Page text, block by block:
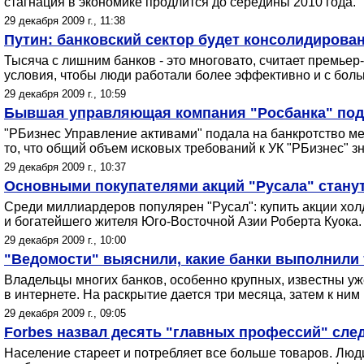
29 декабря 2009 г., 11:38
Путин: банковский сектор будет
Тысяча с лишним банков - это многовато, считает
условия, чтобы люди работали более эффективно и с
29 декабря 2009 г., 10:59
Бывшая управляющая компания "Росбанка"
"РБизнес Управление активами" подала на банкротство
то, что общий объем исковых требований к УК "РБизнес"
29 декабря 2009 г., 10:37
Основными покупателями акций "Русала"
Среди миллиардеров популярен "Русал": купить акции
и богатейшего жителя Юго-Восточной Азии Роберта Куока.
29 декабря 2009 г., 10:00
"Ведомости" выяснили, какие банки
Владельцы многих банков, особенно крупных, известны
в интернете. На раскрытие дается три месяца, затем к
29 декабря 2009 г., 09:05
Forbes назвал десять "главных профессий"
Население стареет и потребляет все больше товаров.